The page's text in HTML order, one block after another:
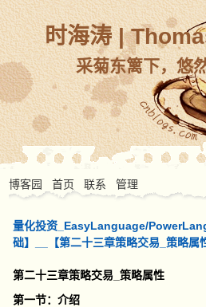
时海涛 |
采菊东篱下，悠
博客园 首页 联系 管理
量化投资_EasyLanguage/
础】__【第二十三章策略交易_策略属
第二十三章策略交易_策略属性
第一节：介绍